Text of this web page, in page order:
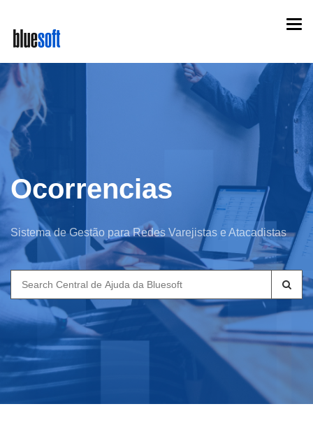
main
content
Ocorrencias
Sistema de Gestão para Redes Varejistas e Atacadistas
Search
for: